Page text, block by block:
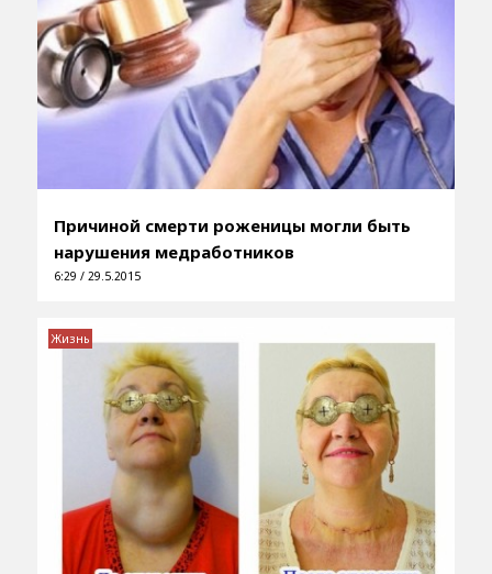
Причиной смерти роженицы могли быть
нарушения медработников
6:29 / 29.5.2015
Жизнь